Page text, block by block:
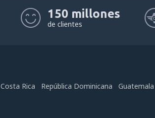
150 millones
de clientes
Costa Rica República Dominicana Guatemala